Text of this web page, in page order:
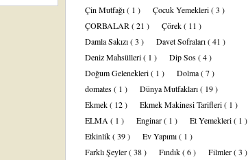
Çin Mutfağı( 1 ) Çocuk Yemekleri( 3 )
ÇORBALAR ( 21 ) Çörek( 11 )
Damla Sakızı( 3 ) Davet Sofraları( 41 )
Deniz Mahsülleri( 1 ) Dip Sos( 4 )
Doğum Gelenekleri( 1 ) Dolma( 7 )
domates( 1 ) Dünya Mutfakları( 19 )
Ekmek( 12 ) Ekmek Makinesi Tarifleri( 1 )
ELMA ( 1 ) Enginar( 1 ) Et Yemekleri( 1 )
Etkinlik( 39 ) Ev Yapımı( 1 )
Farklı Şeyler( 38 ) Fındık( 6 ) Filmler( 3 )